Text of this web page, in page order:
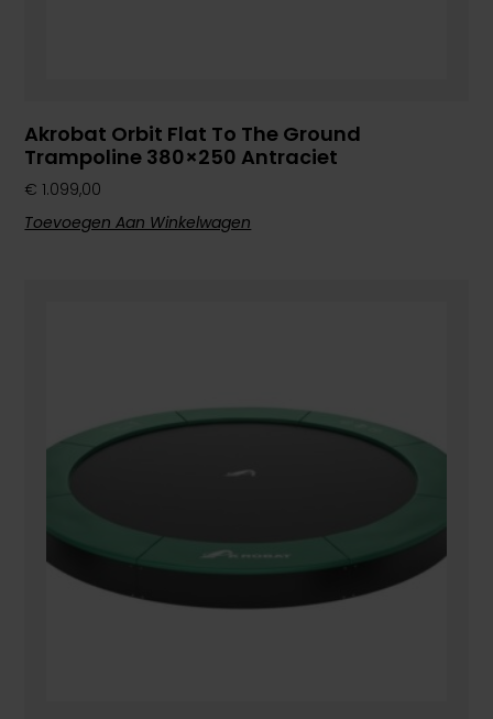
Akrobat Orbit Flat To The Ground
Trampoline 380×250 Antraciet
€ 1.099,00
Toevoegen Aan Winkelwagen